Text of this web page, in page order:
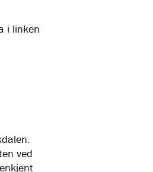
i linken
ved